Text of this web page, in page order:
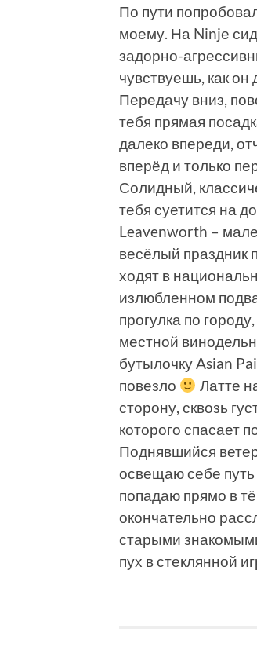
По пути
моему. На Ninjе
задорно-
чувствуешь, как
Передачу вниз,
тебя прямая
далеко впереди,
вперёд и только
Солидный,
тебя суетится на
Leavenworth –
весёлый праздник
ходят в
излюбленном
прогулка по
местной
бутылочку Asian
повезло
Латте
сторону, сквозь
которого спасает
Поднявшийся
освещаю себе
попадаю прямо в
окончательно
старыми
пух в стеклянной